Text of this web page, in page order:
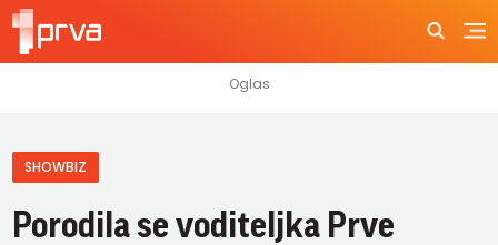
SHOWBIZ
Porodila se voditeljka Prve